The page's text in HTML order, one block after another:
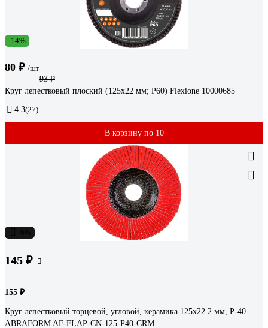
-14%
80 ₽ /шт
93 ₽
Круг лепестковый плоский (125х22 мм; Р60) Flexione 10000685
4.3(27)
В корзину по 10
145 ₽
155 ₽
Круг лепестковый торцевой, угловой, керамика 125х22.2 мм, P-40
ABRAFORM AF-FLAP-CN-125-P40-CRM